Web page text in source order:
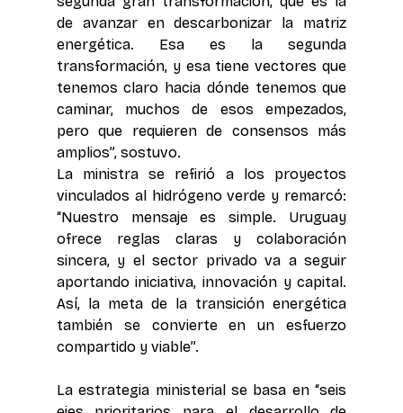
de avanzar en descarbonizar la matriz
energética. Esa es la segunda
transformación, y esa tiene vectores que
tenemos claro hacia dónde tenemos que
caminar, muchos de esos empezados,
pero que requieren de consensos más
amplios”, sostuvo.
La ministra se refirió a los proyectos
vinculados al hidrógeno verde y remarcó:
“Nuestro mensaje es simple. Uruguay
ofrece reglas claras y colaboración
sincera, y el sector privado va a seguir
aportando iniciativa, innovación y capital.
Así, la meta de la transición energética
también se convierte en un esfuerzo
compartido y viable”.
La estrategia ministerial se basa en “seis